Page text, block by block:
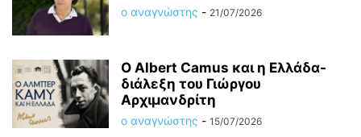
ο αναγνώστης - 21/07/2026
O Albert Camus και η Ελλάδα-
διάλεξη του Γιώργου
Αρχιμανδρίτη
ο αναγνώστης - 15/07/2026